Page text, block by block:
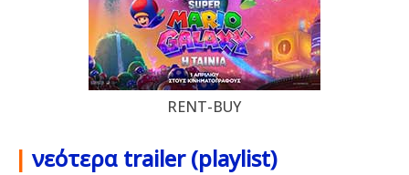
RENT-BUY
| νεότερα trailer (playlist)